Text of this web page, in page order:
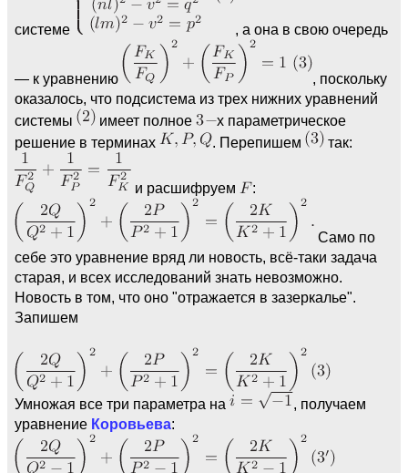
системе , а она в свою очередь
— к уравнению
, поскольку
оказалось, что подсистема из трех нижних уравнений
системы
имеет полное
х параметрическое
решение в терминах
. Перепишем так:
и расшифруем :
Само по
себе это уравнение вряд ли новость, всё-таки задача
старая, и всех исследований знать невозможно.
Новость в том, что оно "отражается в зазеркалье".
Запишем
Умножая все три параметра на
, получаем
уравнение Коровьева: